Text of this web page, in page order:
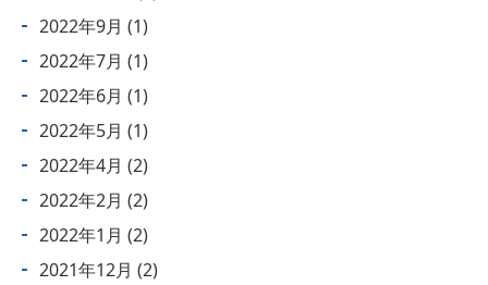
2022年9月 (1)
2022年7月 (1)
2022年6月 (1)
2022年5月 (1)
2022年4月 (2)
2022年2月 (2)
2022年1月 (2)
2021年12月 (2)